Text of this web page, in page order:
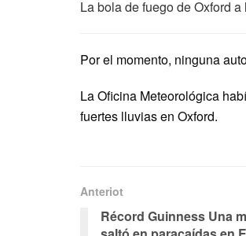
La bola de fuego de Oxford
Por el momento, ninguna
La Oficina Meteorológica
fuertes lluvias en Oxford.
Anteriot
Récord Guinness Una